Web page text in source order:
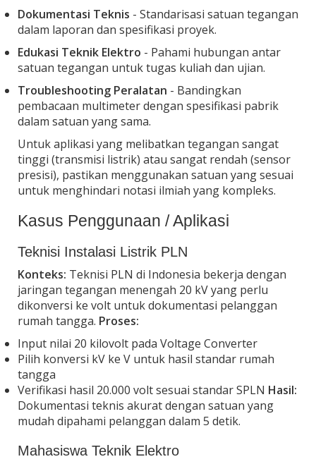
Dokumentasi Teknis - Standarisasi satuan tegangan
dalam laporan dan spesifikasi proyek.
Edukasi Teknik Elektro - Pahami hubungan antar
satuan tegangan untuk tugas kuliah dan ujian.
Troubleshooting Peralatan - Bandingkan
pembacaan multimeter dengan spesifikasi pabrik
dalam satuan yang sama.
Untuk aplikasi yang melibatkan tegangan sangat
tinggi (transmisi listrik) atau sangat rendah (sensor
presisi), pastikan menggunakan satuan yang sesuai
untuk menghindari notasi ilmiah yang kompleks.
Kasus Penggunaan / Aplikasi
Teknisi Instalasi Listrik PLN
Konteks: Teknisi PLN di Indonesia bekerja dengan
jaringan tegangan menengah 20 kV yang perlu
dikonversi ke volt untuk dokumentasi pelanggan
rumah tangga. Proses:
Input nilai 20 kilovolt pada Voltage Converter
Pilih konversi kV ke V untuk hasil standar rumah
tangga
Verifikasi hasil 20.000 volt sesuai standar SPLN Hasil:
Dokumentasi teknis akurat dengan satuan yang
mudah dipahami pelanggan dalam 5 detik.
Mahasiswa Teknik Elektro